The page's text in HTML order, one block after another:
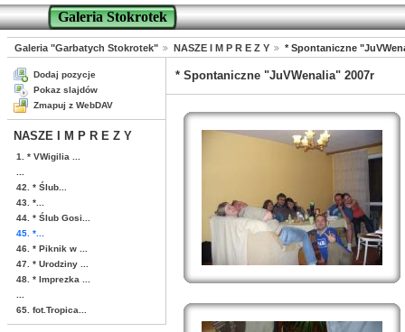
Galeria Stokrotek
Galeria "Garbatych Stokrotek" NASZE I M P R E Z Y * Spontaniczne
Dodaj pozycje
Pokaz slajdów
Zmapuj z WebDAV
NASZE I M P R E Z Y
1. * VWigilia ...
42. * Ślub...
43. *...
44. * Ślub Gosi...
45. *...
46. * Piknik w ...
47. * Urodziny ...
48. * Imprezka ...
65. fot.Tropica...
* Spontaniczne "JuVWenalia" 2007r